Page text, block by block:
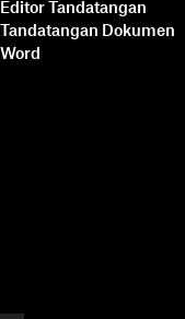
Editor Tandatangan
Tandatangan Dokumen
Word